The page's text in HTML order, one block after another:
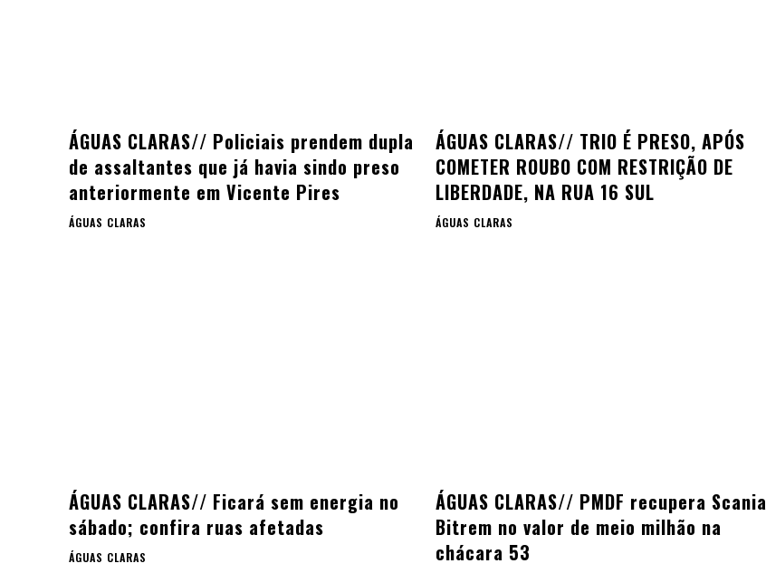
ÁGUAS CLARAS// Policiais prendem dupla
de assaltantes que já havia sindo preso
anteriormente em Vicente Pires
ÁGUAS CLARAS
ÁGUAS CLARAS// TRIO É PRESO, APÓS
COMETER ROUBO COM RESTRIÇÃO DE
LIBERDADE, NA RUA 16 SUL
ÁGUAS CLARAS
ÁGUAS CLARAS// Ficará sem energia no
sábado; confira ruas afetadas
ÁGUAS CLARAS
ÁGUAS CLARAS// PMDF recupera Scania
Bitrem no valor de meio milhão na
chácara 53